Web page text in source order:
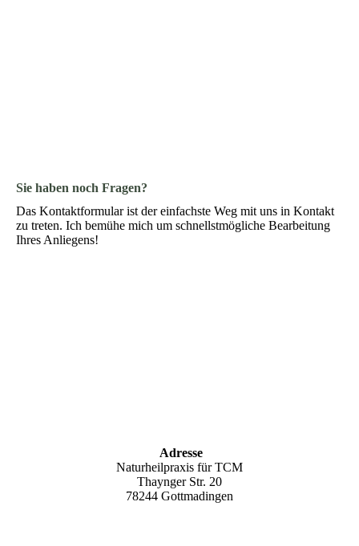
Sie haben noch Fragen?
Das Kontaktformular ist der einfachste Weg mit uns in Kontakt
zu treten. Ich bemühe mich um schnellstmögliche Bearbeitung
Ihres Anliegens!
Adresse
Naturheilpraxis für TCM
Thaynger Str. 20
78244 Gottmadingen